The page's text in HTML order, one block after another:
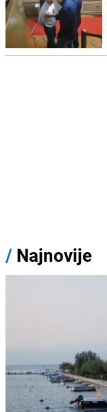
/ Najnovije